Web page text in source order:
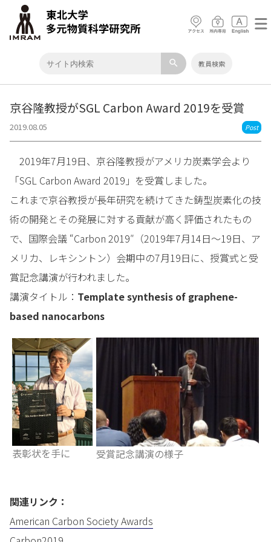
search 教員検索
京谷隆教授がSGL Carbon Award 2019を受賞
2019.08.05 Post
2019年7月19日、京谷隆教授がアメリカ炭素学会より
「SGL Carbon Award 2019」を受賞しました。
これまで京谷教授が長年研究を続けてきた鋳型炭素化の技
術の開発とその発展に対する貢献が高く評価されたもの
で、国際会議 “Carbon 2019″（2019年7月14日～19日、ア
メリカ、レキシントン）会期中の7月19日に、授賞式と受
賞記念講演が行われました。
講演タイトル： Template synthesis of graphene-
based nanocarbons
表彰状を手に 受賞記念講演の様子
関連リンク：
American Carbon Society Awards